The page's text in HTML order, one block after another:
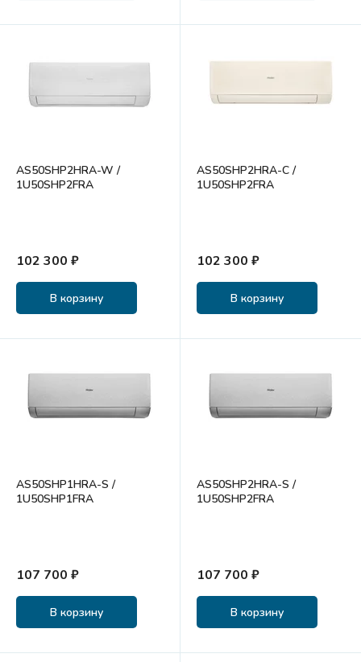
AS50SHP2HRA-W /
1U50SHP2FRA
102 300 ₽
В корзину
AS50SHP2HRA-C /
1U50SHP2FRA
102 300 ₽
В корзину
AS50SHP1HRA-S /
1U50SHP1FRA
107 700 ₽
В корзину
AS50SHP2HRA-S /
1U50SHP2FRA
107 700 ₽
В корзину